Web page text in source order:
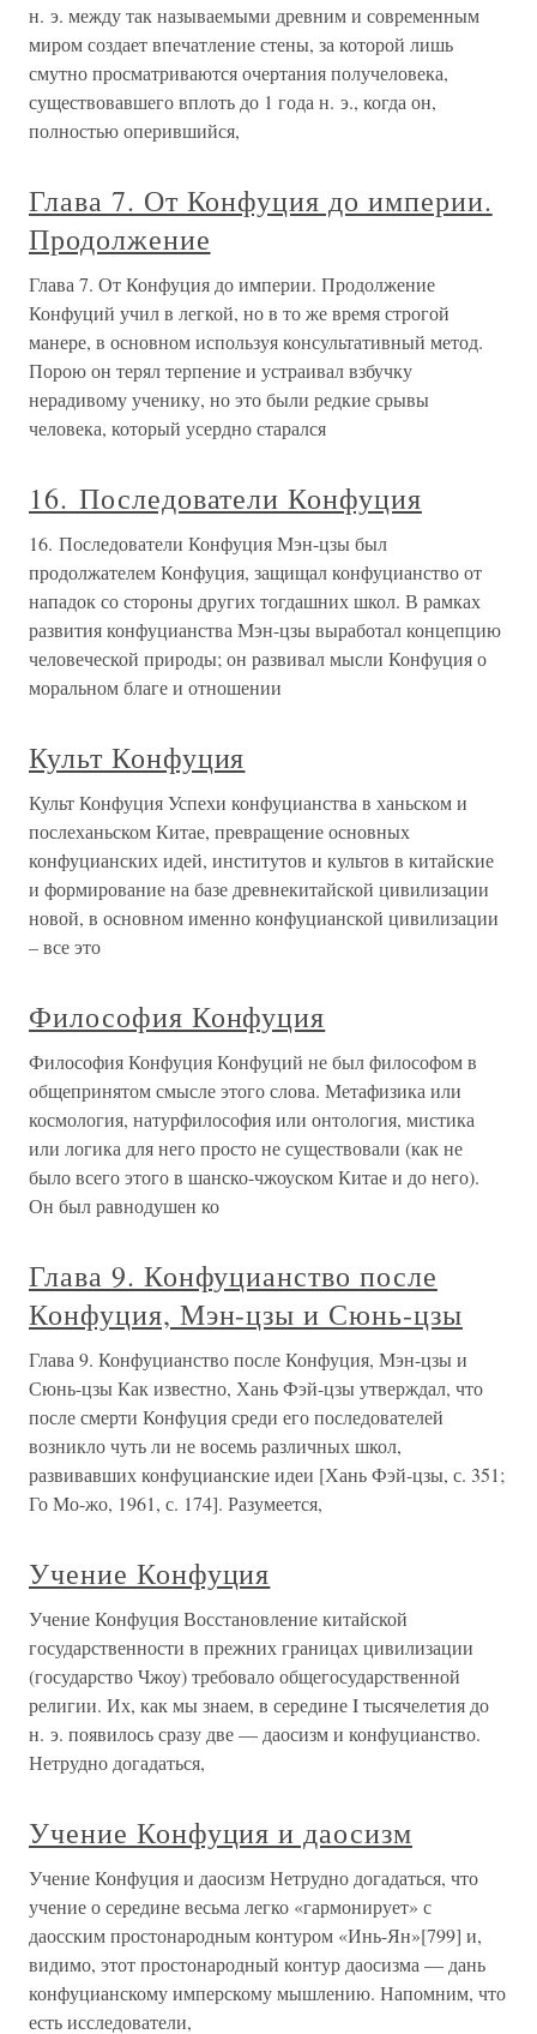
н. э. между так называемыми древним и современным
миром создает впечатление стены, за которой лишь
смутно просматриваются очертания получеловека,
существовавшего вплоть до 1 года н. э., когда он,
полностью оперившийся,
Глава 7. От Конфуция до империи.
Продолжение
Глава 7. От Конфуция до империи. Продолжение
Конфуций учил в легкой, но в то же время строгой
манере, в основном используя консультативный метод.
Порою он терял терпение и устраивал взбучку
нерадивому ученику, но это были редкие срывы
человека, который усердно старался
16. Последователи Конфуция
16. Последователи Конфуция Мэн-цзы был
продолжателем Конфуция, защищал конфуцианство от
нападок со стороны других тогдашних школ. В рамках
развития конфуцианства Мэн-цзы выработал концепцию
человеческой природы; он развивал мысли Конфуция о
моральном благе и отношении
Культ Конфуция
Культ Конфуция Успехи конфуцианства в ханьском и
послеханьском Китае, превращение основных
конфуцианских идей, институтов и культов в китайские
и формирование на базе древнекитайской цивилизации
новой, в основном именно конфуцианской цивилизации
– все это
Философия Конфуция
Философия Конфуция Конфуций не был философом в
общепринятом смысле этого слова. Метафизика или
космология, натурфилософия или онтология, мистика
или логика для него просто не существовали (как не
было всего этого в шанско-чжоуском Китае и до него).
Он был равнодушен ко
Глава 9. Конфуцианство после
Конфуция, Мэн-цзы и Сюнь-цзы
Глава 9. Конфуцианство после Конфуция, Мэн-цзы и
Сюнь-цзы Как известно, Хань Фэй-цзы утверждал, что
после смерти Конфуция среди его последователей
возникло чуть ли не восемь различных школ,
развивавших конфуцианские идеи [Хань Фэй-цзы, с. 351;
Го Мо-жо, 1961, с. 174]. Разумеется,
Учение Конфуция
Учение Конфуция Восстановление китайской
государственности в прежних границах цивилизации
(государство Чжоу) требовало общегосударственной
религии. Их, как мы знаем, в середине I тысячелетия до
н. э. появилось сразу две — даосизм и конфуцианство.
Нетрудно догадаться,
Учение Конфуция и даосизм
Учение Конфуция и даосизм Нетрудно догадаться, что
учение о середине весьма легко «гармонирует» с
даосским простонародным контуром «Инь-Ян»[799] и,
видимо, этот простонародный контур даосизма — дань
конфуцианскому имперскому мышлению. Напомним, что
есть исследователи,